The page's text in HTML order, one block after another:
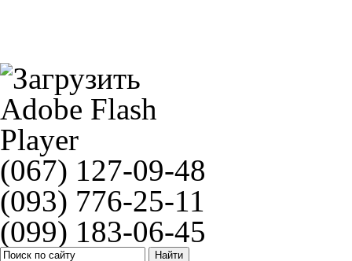
(067) 127-09-48
(093) 776-25-11
(099) 183-06-45